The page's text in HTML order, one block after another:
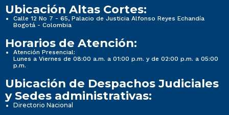
Ubicación Altas Cortes:
Calle 12 No 7 - 65, Palacio de Justicia Alfonso Reyes Echandía
Bogotá - Colombia
Horarios de Atención:
Atención Presencial:
Lunes a Viernes de 08:00 a.m. a 01:00 p.m. y de 02:00 p.m. a 05:00
p.m.
Ubicación de Despachos Judiciales
y Sedes administrativas:
Directorio Nacional